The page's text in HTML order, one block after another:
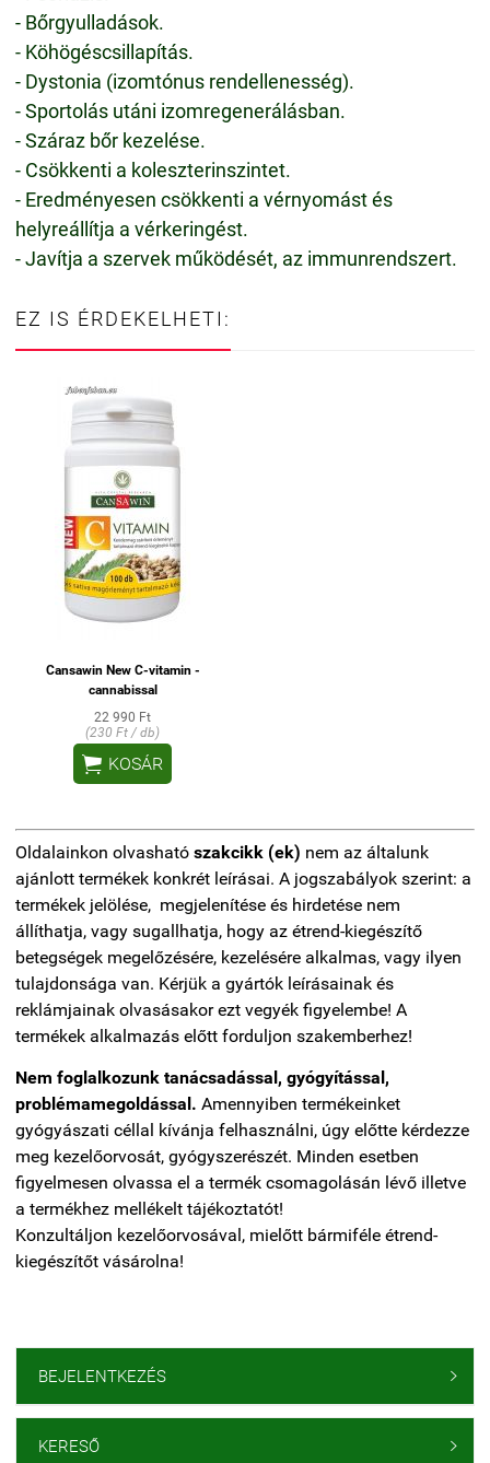
- Bőrgyulladások.
- Köhögéscsillapítás.
- Dystonia (izomtónus rendellenesség).
- Sportolás utáni izomregenerálásban.
- Száraz bőr kezelése.
- Csökkenti a koleszterinszintet.
- Eredményesen csökkenti a vérnyomást és
helyreállítja a vérkeringést.
- Javítja a szervek működését, az immunrendszert.
EZ IS ÉRDEKELHETI:
Cansawin New C-vitamin -
cannabissal
22 990 Ft
(230 Ft / db)
 KOSÁR
Oldalainkon olvasható szakcikk (ek) nem az általunk
ajánlott termékek konkrét leírásai. A jogszabályok szerint: a
termékek jelölése, megjelenítése és hirdetése nem
állíthatja, vagy sugallhatja, hogy az étrend-kiegészítő
betegségek megelőzésére, kezelésére alkalmas, vagy ilyen
tulajdonsága van. Kérjük a gyártók leírásainak és
reklámjainak olvasásakor ezt vegyék figyelembe! A
termékek alkalmazás előtt forduljon szakemberhez!
Nem foglalkozunk tanácsadással, gyógyítással,
problémamegoldással. Amennyiben termékeinket
gyógyászati céllal kívánja felhasználni, úgy előtte kérdezze
meg kezelőorvosát, gyógyszerészét. Minden esetben
figyelmesen olvassa el a termék csomagolásán lévő illetve
a termékhez mellékelt tájékoztatót!
Konzultáljon kezelőorvosával, mielőtt bármiféle étrend-
kiegészítőt vásárolna!
BEJELENTKEZÉS 
KERESŐ 